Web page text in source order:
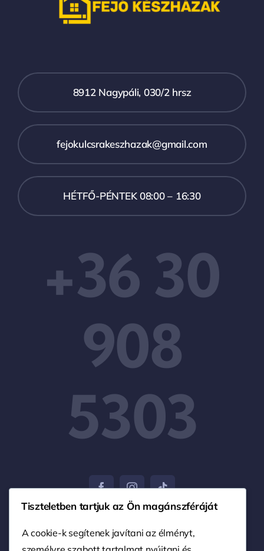
8912 Nagypáli, 030/2 hrsz
fejokulcsrakeszhazak@gmail.com
HÉTFŐ-PÉNTEK 08:00 – 16:30
+36 30
908
5303
Tiszteletben tartjuk az Ön magánszféráját
A cookie-k segítenek javítani az élményt,